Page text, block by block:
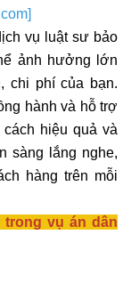
vụ luật sư bảo
ảnh hưởng lớn
chi phí của bạn.
hành và hỗ trợ
hiệu quả và
sàng lắng nghe,
hàng trên mỗi
vụ án dân